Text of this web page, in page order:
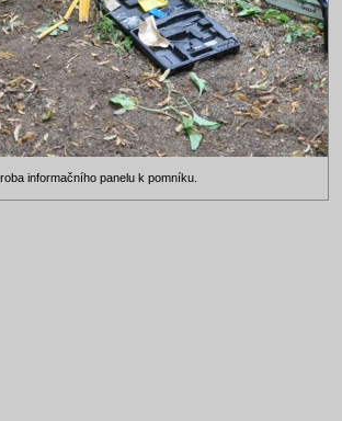
informačního panelu k pomníku.